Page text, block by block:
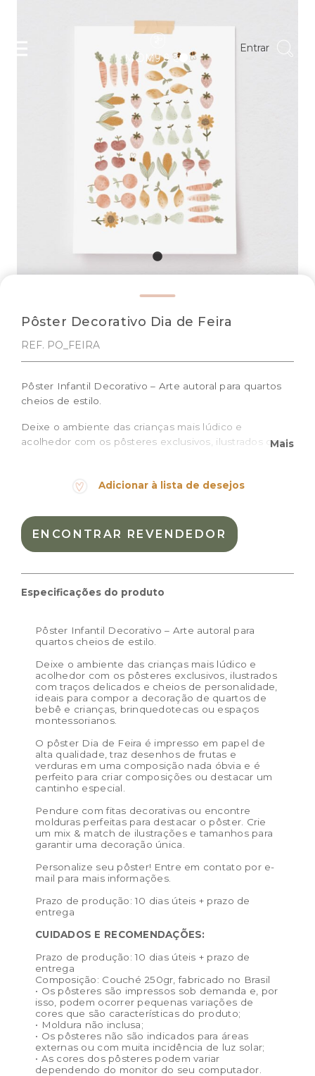
Entrar
Pôster Decorativo Dia de Feira
REF. PO_FEIRA
Pôster Infantil Decorativo – Arte autoral para quartos
cheios de estilo.
Deixe o ambiente das crianças mais lúdico e
acolhedor com os pôsteres exclusivos, ilustrados com
crianças, brinquedotecas ou espaços montessorianos.
qualidade, traz desenhos de frutas e verduras em uma
composição nada óbvia e é perfeito para criar
Tamanho PP (13×18 cm) – preço de venda R$ 25,00 /
preço de revenda: R$ 57,50
Tamanho P (21 x 29,7 cm) – preço de venda: R$ 32,00 /
preço de revenda: R$ 73,60
Tamanho M (29,7 x 42 cm) – preço de venda: R$ 50,00
Tamanho G (40 x 50 cm) – preço de venda: R$ 76,00 /
preço de revenda: R$ 174,80
/ preço de revenda: R$ 395,60
Cor: Cinza, Nude, Verde oliva
Peso:
0.1kg
Dimensões das embalagem: 50 × 5 × 5 cm
Mais
Adicionar à lista de desejos
ENCONTRAR REVENDEDOR
Especificações do produto
Pôster Infantil Decorativo – Arte autoral para
quartos cheios de estilo.
Deixe o ambiente das crianças mais lúdico e
acolhedor com os pôsteres exclusivos, ilustrados
com traços delicados e cheios de personalidade,
ideais para compor a decoração de quartos de
bebê e crianças, brinquedotecas ou espaços
montessorianos.
O pôster Dia de Feira é impresso em papel de
alta qualidade, traz desenhos de frutas e
verduras em uma composição nada óbvia e é
perfeito para criar composições ou destacar um
cantinho especial.
Pendure com fitas decorativas ou encontre
molduras perfeitas para destacar o pôster. Crie
um mix & match de ilustrações e tamanhos para
garantir uma decoração única.
Personalize seu pôster! Entre em contato por e-
mail para mais informações.
Prazo de produção: 10 dias úteis + prazo de
entrega
CUIDADOS E RECOMENDAÇÕES:
Prazo de produção: 10 dias úteis + prazo de
entrega
Composição: Couché 250gr, fabricado no Brasil
• Os pôsteres são impressos sob demanda e, por
isso, podem ocorrer pequenas variações de
cores que são características do produto;
• Moldura não inclusa;
• Os pôsteres não são indicados para áreas
externas ou com muita incidência de luz solar;
• As cores dos pôsteres podem variar
dependendo do monitor do seu computador.